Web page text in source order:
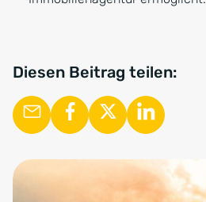
Diesen Beitrag teilen: